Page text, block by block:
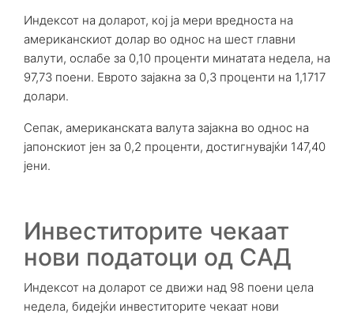
Индексот на доларот, кој ја мери вредноста на
американскиот долар во однос на шест главни
валути, ослабе за 0,10 проценти минатата недела, на
97,73 поени. Еврото зајакна за 0,3 проценти на 1,1717
долари.
Сепак, американската валута зајакна во однос на
јапонскиот јен за 0,2 проценти, достигнувајќи 147,40
јени.
Инвеститорите чекаат
нови податоци од САД
Индексот на доларот се движи над 98 поени цела
недела, бидејќи инвеститорите чекаат нови